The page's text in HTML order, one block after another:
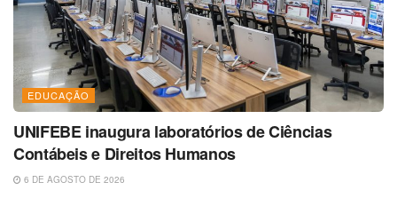
EDUCAÇÃO
UNIFEBE inaugura laboratórios de Ciências
Contábeis e Direitos Humanos
6 DE AGOSTO DE 2026